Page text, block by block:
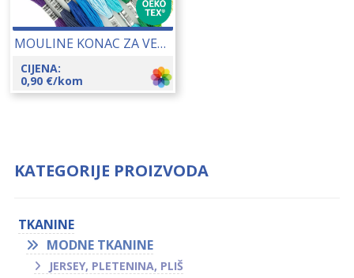
MOULINE KONAC ZA VEZENJE 25148
CIJENA:
0,90 €/kom
KATEGORIJE PROIZVODA
TKANINE
MODNE TKANINE
JERSEY, PLETENINA, PLIŠ